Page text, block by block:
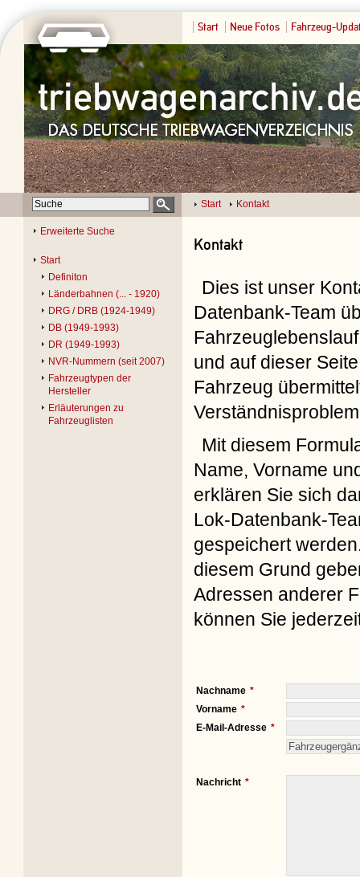
Start Neue Fotos Fahrzeug-
Start Kontakt
Erweiterte Suche
Start
Definiton
Länderbahnen (... - 1920)
DRG / DRB (1924-1949)
DB (1949-1993)
DR (1949-1993)
NVR-Nummern (seit 2007)
Fahrzeugtypen der
Hersteller
Erläuterungen zu
Fahrzeuglisten
Kontakt
Dies ist unser
Datenbank-Team
und auf dieser
Fahrzeug
Mit diesem
Name, Vorname
erklären Sie sich
Lok-Datenbank-
gespeichert
diesem Grund
Adressen anderer
können Sie
Nachname
Vorname
E-Mail-Adresse
Nachricht